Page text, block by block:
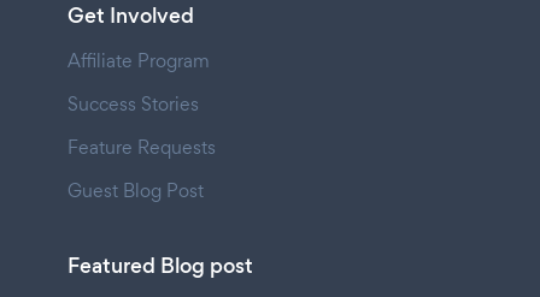
Get Involved
Affiliate Program
Success Stories
Feature Requests
Guest Blog Post
Featured Blog post